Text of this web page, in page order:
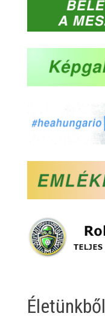
Életünkből